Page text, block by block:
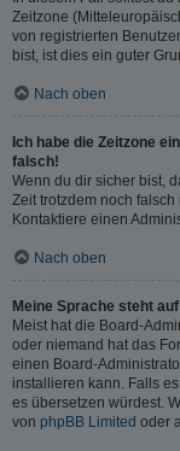
Zeitzone
von registrierten
bist, ist dies ein guter
Nach oben
Ich habe die Zeitzone
falsch!
Wenn du dir sicher bist,
Zeit trotzdem noch
Kontaktiere einen
Nach oben
Meine Sprache steht
Meist hat die Board-
oder niemand hat das
einen Board-
installieren kann. Falls
es übersetzen würdest.
von phpBB Limited oder